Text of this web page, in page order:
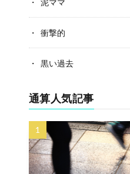
衝撃的
黒い過去
通算人気記事